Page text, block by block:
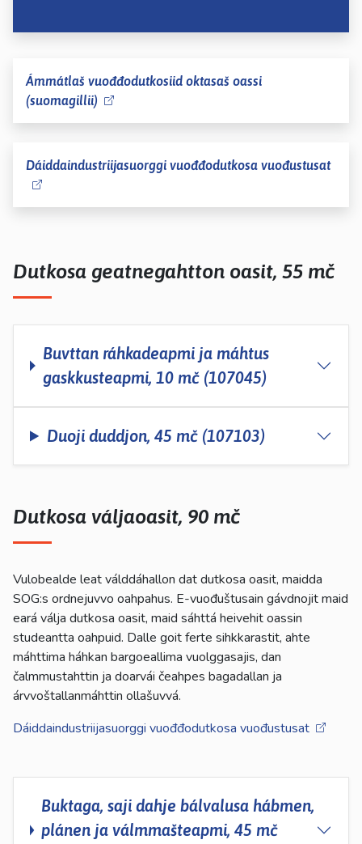
Ámmátlaš vuođđodutkosiid oktasaš oassi
(suomagillii)
Dáiddaindustriijasuorggi vuođđodutkosa vuođustusat
Dutkosa geatnegahtton oasit, 55 mč
Buvttan ráhkadeapmi ja máhtus
gaskkusteapmi, 10 mč (107045)
Duoji duddjon, 45 mč (107103)
Dutkosa váljaoasit, 90 mč
Vulobealde leat válddáhallon dat dutkosa oasit, maidda
SOG:s ordnejuvvo oahpahus. E-vuođuštusain gávdnojit maid
eará válja dutkosa oasit, maid sáhttá heivehit oassin
studeantta oahpuid. Dalle goit ferte sihkkarastit, ahte
máhttima háhkan bargoeallima vuolggasajis, dan
čalmmustahttin ja doarvái čeahpes bagadallan ja
árvvoštallanmáhttin ollašuvvá.
Dáiddaindustriijasuorggi vuođđodutkosa vuođustusat
Buktaga, saji dahje bálvalusa hábmen,
plánen ja válmmašteapmi, 45 mč